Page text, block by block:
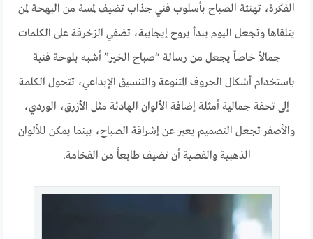
الفكرة، تهنئة الصباح بأسلوب فني جذاب تضيف لمسة من البهجة لمن
يتلقاها وتجعل اليوم يبدأ بروح إيجابية، تضفي الزخرفة على الكلمات
جمالاً خاصاً يجعل من رسالة “صباح الخير” أشبه بلوحة فنية
باستخدام أشكال الحروف المتنوعة والتنسيق الإبداعي، تتحول الكلمة
إلى تحفة جمالية أمثلة إضافة الألوان الهادئة مثل الأزرق، الوردي،
والأصفر تجعل التصميم يعبر عن إشراقة الصباح، بينما يمكن للألوان
الذهبية والفضية أن تضيف طابعاً من الفخامة.